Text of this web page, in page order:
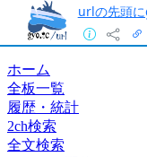
urlの先頭